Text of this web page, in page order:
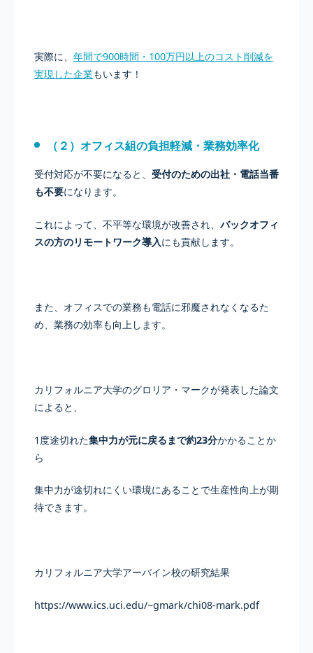
実際に、 年間で900時間・100万円以上のコスト削減を
実現した企業もいます！
（２）オフィス組の負担軽減・業務効率化
受付対応が不要になると、 受付のための出社・電話当番
も不要になります。
これによって、不平等な環境が改善され、 バックオフィ
スの方のリモートワーク導入にも貢献します。
また、オフィスでの業務も電話に邪魔されなくなるた
め、業務の効率も向上します。
カリフォルニア大学のグロリア・マークが発表した論文
によると、
1度途切れた集中力が元に戻るまで約23分かかることか
ら
集中力が途切れにくい環境にあることで生産性向上が期
待できます。
カリフォルニア大学アーバイン校の研究結果
https://www.ics.uci.edu/~gmark/chi08-mark.pdf